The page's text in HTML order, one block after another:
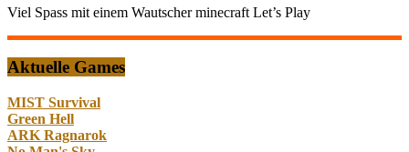
Viel Spass mit einem Wautscher minecraft Let’s Play
Aktuelle Games
MIST Survival
Green Hell
ARK Ragnarok